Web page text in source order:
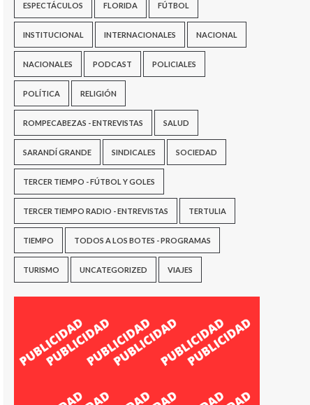
ESPECTÁCULOS FLORIDA FÚTBOL
INSTITUCIONAL INTERNACIONALES NACIONAL
NACIONALES PODCAST POLICIALES
POLÍTICA RELIGIÓN
ROMPECABEZAS - ENTREVISTAS SALUD
SARANDÍ GRANDE SINDICALES SOCIEDAD
TERCER TIEMPO - FÚTBOL Y GOLES
TERCER TIEMPO RADIO - ENTREVISTAS TERTULIA
TIEMPO TODOS A LOS BOTES - PROGRAMAS
TURISMO UNCATEGORIZED VIAJES